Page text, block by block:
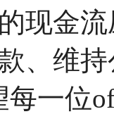
现金
、维
每一位